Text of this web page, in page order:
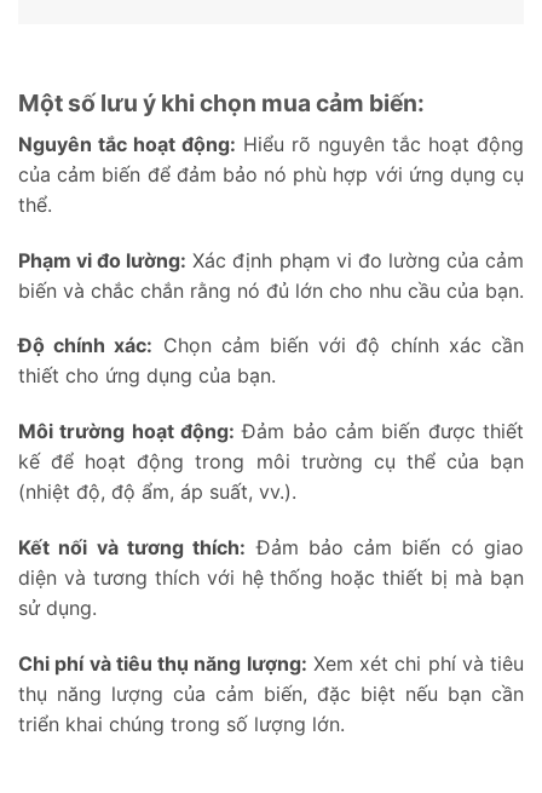
Một số lưu ý khi chọn mua cảm biến:
Nguyên tắc hoạt động: Hiểu rõ nguyên tắc hoạt động
của cảm biến để đảm bảo nó phù hợp với ứng dụng cụ
thể.
Phạm vi đo lường: Xác định phạm vi đo lường của cảm
biến và chắc chắn rằng nó đủ lớn cho nhu cầu của bạn.
Độ chính xác: Chọn cảm biến với độ chính xác cần
thiết cho ứng dụng của bạn.
Môi trường hoạt động: Đảm bảo cảm biến được thiết
kế để hoạt động trong môi trường cụ thể của bạn
(nhiệt độ, độ ẩm, áp suất, vv.).
Kết nối và tương thích: Đảm bảo cảm biến có giao
diện và tương thích với hệ thống hoặc thiết bị mà bạn
sử dụng.
Chi phí và tiêu thụ năng lượng: Xem xét chi phí và tiêu
thụ năng lượng của cảm biến, đặc biệt nếu bạn cần
triển khai chúng trong số lượng lớn.